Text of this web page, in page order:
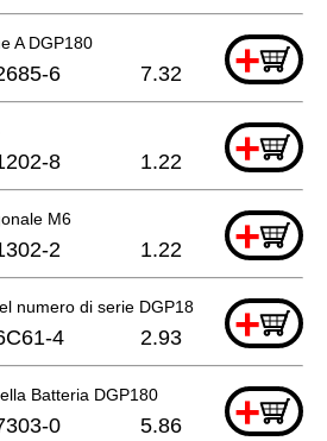
A DGP180 +
6 7.32
+
8 1.22
M6 +
2 1.22
numero di serie DGP180 +
4 2.93
Batteria DGP180 +
0 5.86